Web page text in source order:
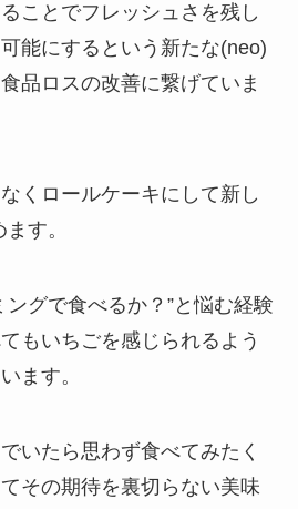
ことでフレッシュさを残し
能にするという新たな(neo)
品ロスの改善に繋げていま
くロールケーキにして新し
す。
ングで食べるか？”と悩む経験
もいちごを感じられるよう
ます。
いたら思わず食べてみたく
その期待を裏切らない美味